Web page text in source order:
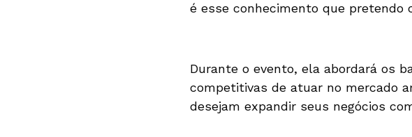
é esse conhecimento que pretendo
Durante o evento, ela abordará os
competitivas de atuar no mercado
desejam expandir seus negócios